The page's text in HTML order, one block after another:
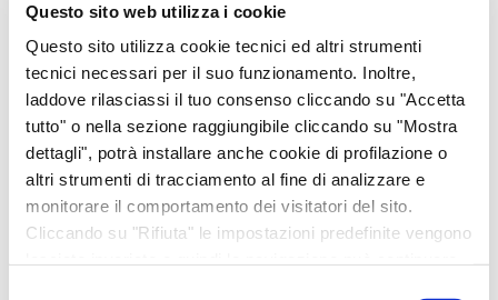
Questo sito web utilizza i cookie
Questo sito utilizza cookie tecnici ed altri strumenti
tecnici necessari per il suo funzionamento. Inoltre,
laddove rilasciassi il tuo consenso cliccando su "Accetta
tutto" o nella sezione raggiungibile cliccando su "Mostra
dettagli", potrà installare anche cookie di profilazione o
altri strumenti di tracciamento al fine di analizzare e
monitorare il comportamento dei visitatori del sito.
Cliccando su "Rifiuta" le impostazioni predefinite vengono
Compleanno
Laurea
Matrimoni, anniversari
Abbigliamento
Bottega Alimentare
Carrello